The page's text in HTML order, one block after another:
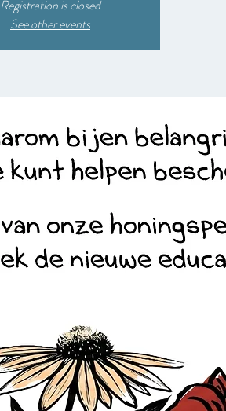
Registration is closed
See other events